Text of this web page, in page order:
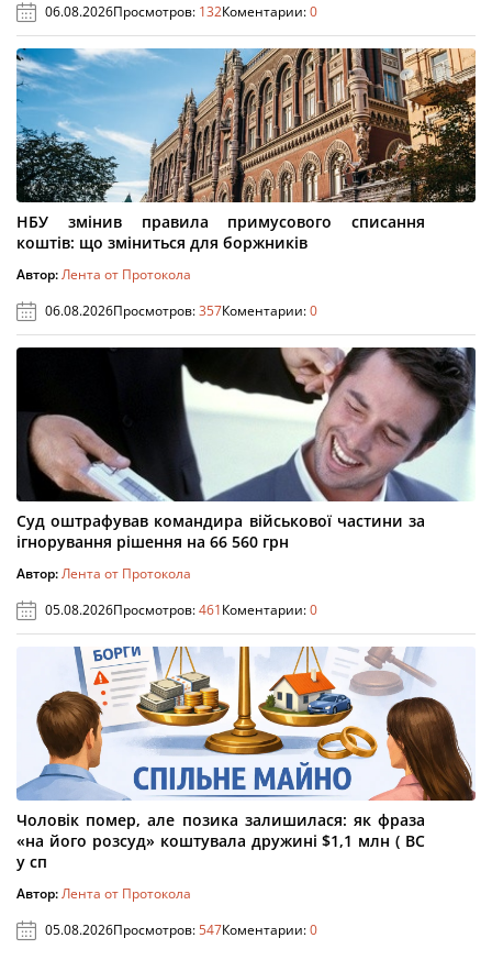
06.08.2026Просмотров: 132Коментарии:0
НБУ змінив правила примусового списання
коштів: що зміниться для боржників
Автор:Лента от Протокола
06.08.2026Просмотров:357Коментарии:0
Суд оштрафував командира військової частини за
ігнорування рішення на 66 560 грн
Автор:Лента от Протокола
05.08.2026Просмотров:461Коментарии:0
Чоловік помер, але позика залишилася: як фраза
«на його розсуд» коштувала дружині $1,1 млн ( ВС
у сп
Автор:Лента от Протокола
05.08.2026Просмотров:547Коментарии:0